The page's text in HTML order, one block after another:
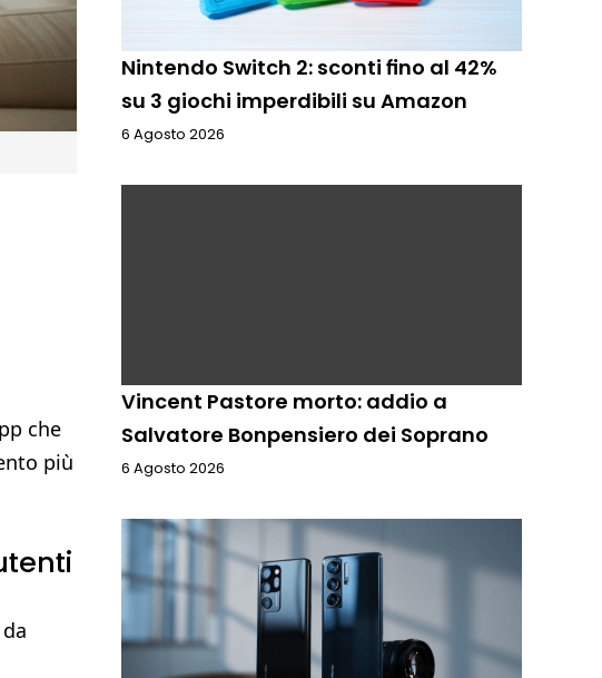
che
più
Nintendo Switch 2: sconti fino al 42%
su 3 giochi imperdibili su Amazon
6 Agosto 2026
Vincent Pastore morto: addio a
Salvatore Bonpensiero dei Soprano
6 Agosto 2026